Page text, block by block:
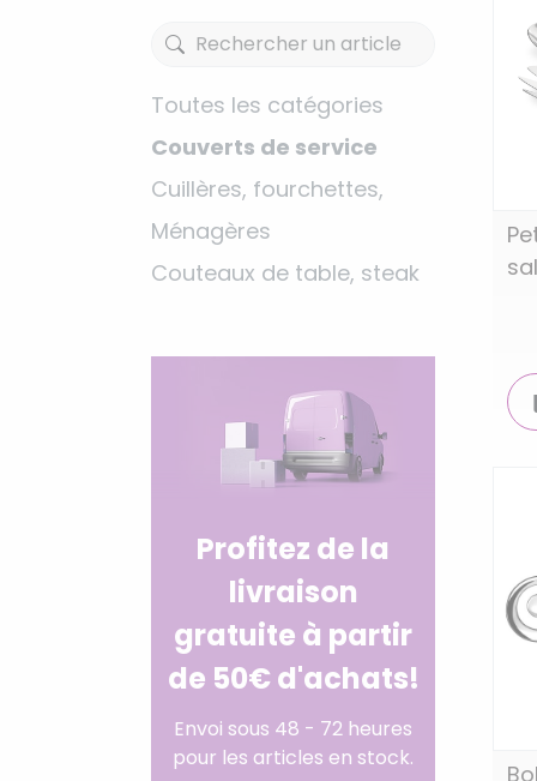
Toutes les catégories
Couverts de service
Cuillères, fourchettes,
Ménagères
Couteaux de table, steak
Profitez de la
livraison
gratuite à partir
de 50€ d'achats!
Envoi sous 48 - 72 heures
pour les articles en stock.